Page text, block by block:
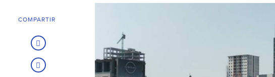
COMPARTIR